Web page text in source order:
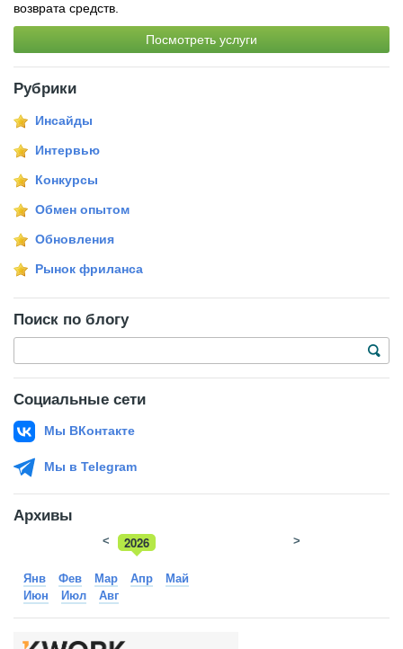
возврата средств.
Посмотреть услуги
Рубрики
Инсайды
Интервью
Конкурсы
Обмен опытом
Обновления
Рынок фриланса
Поиск по блогу
Социальные сети
Мы ВКонтакте
Мы в Telegram
Архивы
2026
2025
< >
Янв Фев Мар Апр
Май
Июн
Июл Авг